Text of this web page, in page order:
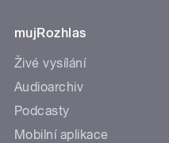
mujRozhlas
Živé vysílání
Audioarchiv
Podcasty
Mobilní aplikace